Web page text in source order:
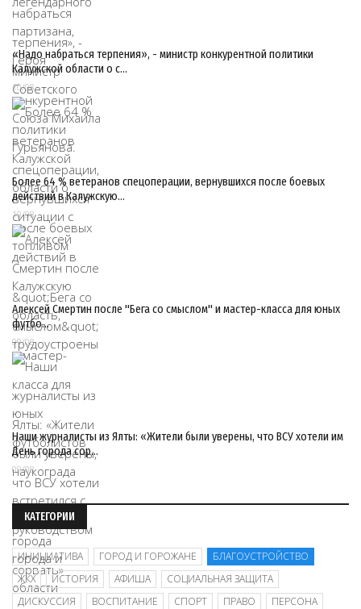
«Надо набраться терпения», - министр конкурентной политики
Калужской области о с…
10/08
Более 64 % ветеранов спецоперации, вернувшихся после боевых
действий в Калужскую…
10/08
Алексей Смертин после "Бега со смыслом" и мастер-класса для юных
футбо…
09/08
Наши журналисты из Ялты: «Жители были уверены, что ВСУ хотели им
День города сор…
09/08
КАТЕГОРИИ
ИНИЦИАТИВА ГОРОД И ГОРОЖАНЕ
БЛАГОУСТРОЙСТВО
ЖКХ
ИСТОРИЯ АФИША
СОЦИАЛЬНАЯ ЗАЩИТА
ДИСКУССИЯ
ВОСПИТАНИЕ СПОРТ ПРАВО
ПЕРСОНА